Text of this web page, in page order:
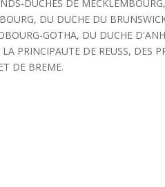
DUCHES DE
DU DUCHE DU
GOTHA, DU DUCHE
PRINCIPAUTE DE REUSS, DES
DE BREME.